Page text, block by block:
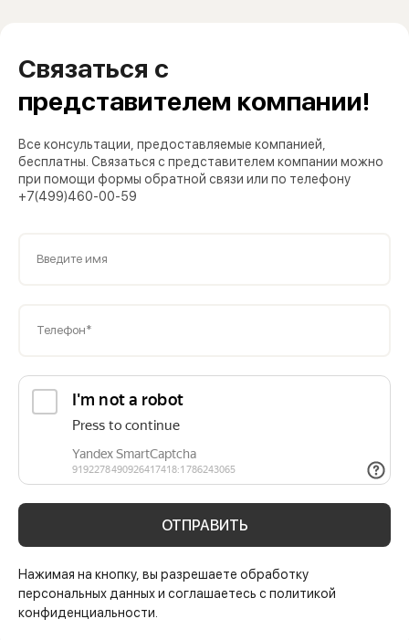
Связаться с
представителем компании!
Все консультации, предоставляемые компанией,
бесплатны. Связаться с представителем компании можно
при помощи формы обратной связи или по телефону
+7(499)460-00-59
Введите имя
Телефон*
ОТПРАВИТЬ
Нажимая на кнопку, вы разрешаете обработку
персональных данных и соглашаетесь с политикой
конфиденциальности.